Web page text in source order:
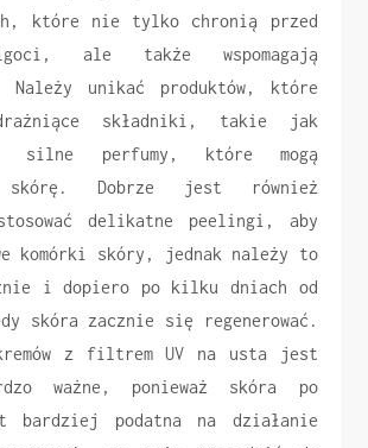
które nie tylko chronią przed
ale także wspomagają
Należy unikać produktów, które
składniki, takie jak
silne perfumy, które mogą
skórę. Dobrze jest również
delikatne peelingi, aby
komórki skóry, jednak należy to
i dopiero po kilku dniach od
skóra zacznie się regenerować.
z filtrem UV na usta jest
ważne, ponieważ skóra po
bardziej podatna na działanie